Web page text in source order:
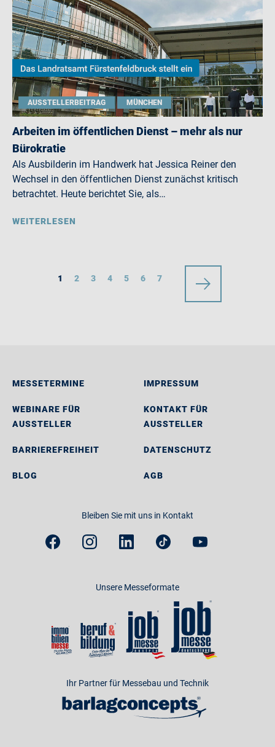
AUSSTELLERBEITRAG MÜNCHEN
Arbeiten im öffentlichen Dienst – mehr als nur
Bürokratie
Als Ausbilderin im Handwerk hat Jessica Reiner den
Wechsel in den öffentlichen Dienst zunächst kritisch
betrachtet. Heute berichtet Sie, als…
WEITERLESEN
1 2 3 4 5 6 7
MESSETERMINE
WEBINARE FÜR
AUSSTELLER
BARRIEREFREIHEIT
BLOG
IMPRESSUM
KONTAKT FÜR
AUSSTELLER
DATENSCHUTZ
AGB
Bleiben Sie mit uns in Kontakt
Unsere Messeformate
Ihr Partner für Messebau und Technik